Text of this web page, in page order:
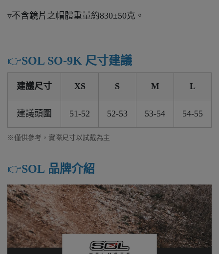
▿不含鏡片之帽體重量約830±50克。
👉️SOL SO-9K 尺寸建議
建議尺寸 XS S M L
建議頭圍 51-52 52-53 53-54 54-55
※僅供參考，實際尺寸以試戴為主
👉️SOL 品牌介紹